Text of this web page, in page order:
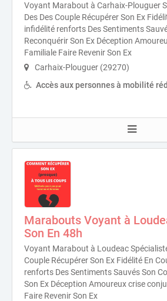
Voyant Marabout à Carhaix-Plouguer
Des Des Couple Récupérer Son Ex
infidélité renforts Des Sentiments
Reconquérir Son Ex Déception
Familiale Faire Revenir Son Ex
Carhaix-Plouguer (29270)
Accès aux personnes à mobilité
Marabouts Voyant à
Son En 48h
Voyant Marabout à Loudeac
Couple Récupérer Son Ex Fidélité En
renforts Des Sentiments Sauvés Son
Son Ex Déception Amoureux crise
Faire Revenir Son Ex